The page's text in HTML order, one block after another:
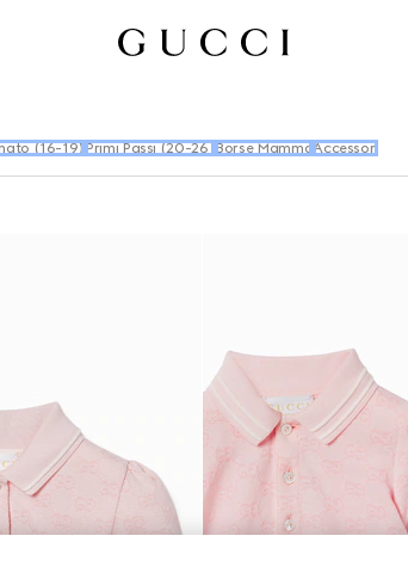
(16-19) Primi Passi (20-26) Borse Mamma Accessori